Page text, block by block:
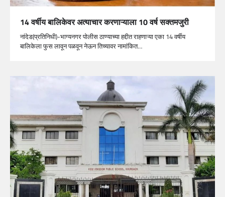
14 वर्षीय बालिकेवर अत्याचार करणाऱ्याला 10 वर्ष सक्तमजुरी
नांदेड(प्रतिनिधी)-भाग्यनगर पोलीस ठाण्याच्या हद्दीत राहणाऱ्या एका 14 वर्षीय
बालिकेला फुस लावून पळवून नेऊन तिच्यावर नामांकित…